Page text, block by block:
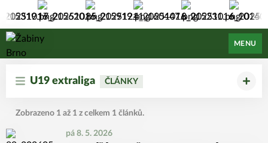
Žabiny Brno
MENU
U19 extraliga ČLÁNKY
Zobrazeno 1 až 1 z celkem 1 článků.
pá 8. 5. 2026